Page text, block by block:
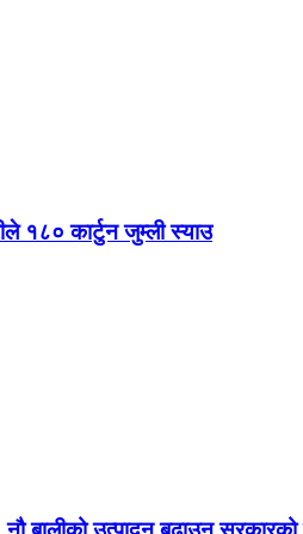
१८० कार्टुन जुम्ली स्याउ